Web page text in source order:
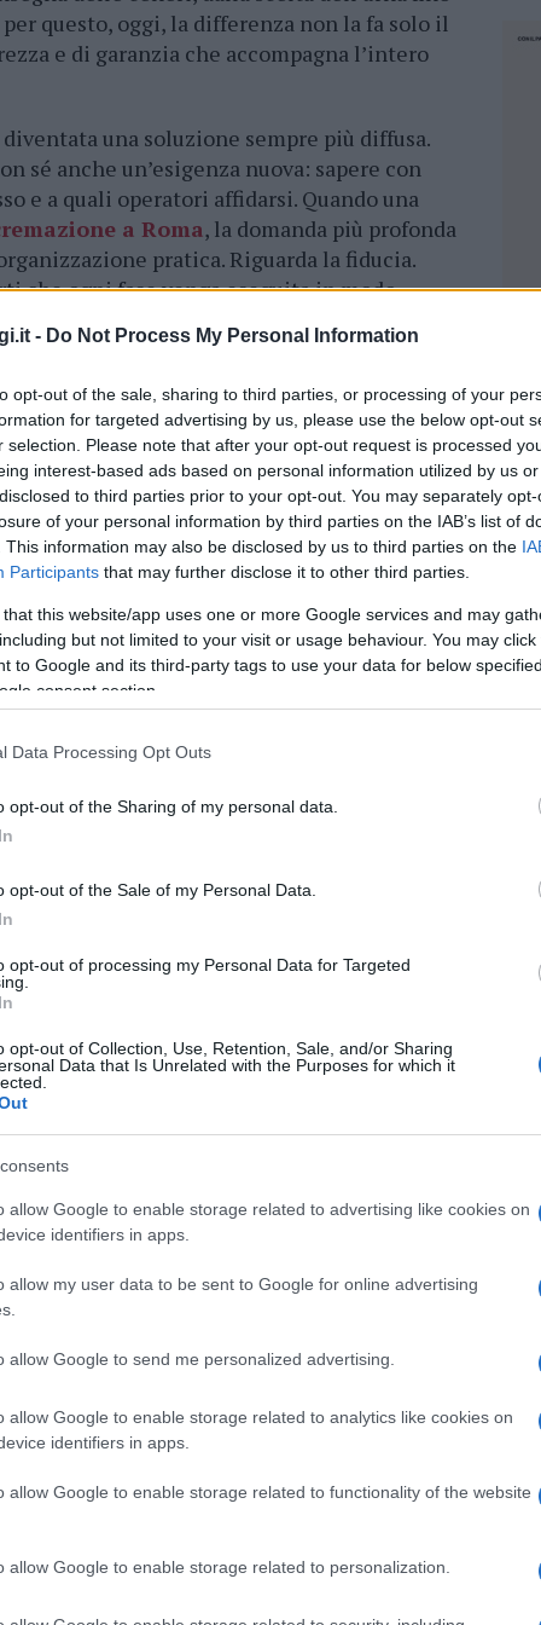
- Do Not Process My Personal Information
opt-out of the sale, sharing to third parties, or processing of your
for targeted advertising by us, please use the below opt-out
selection. Please note that after your opt-out request is processed
interest-based ads based on personal information utilized by us
to third parties prior to your opt-out. You may separately
of your personal information by third parties on the IAB’s list of
This information may also be disclosed by us to third parties on the
Participants that may further disclose it to other third parties.
that this website/app uses one or more Google services and may
but not limited to your visit or usage behaviour. You may
to Google and its third-party tags to use your data for below
consent section.
Data Processing Opt Outs
opt-out of the Sharing of my personal data.
opt-out of the Sale of my Personal Data.
opt-out of processing my Personal Data for Targeted
opt-out of Collection, Use, Retention, Sale, and/or Sharing
Data that Is Unrelated with the Purposes for which it
allow Google to enable storage related to advertising like cookies on
identifiers in apps.
allow my user data to be sent to Google for online advertising
allow Google to send me personalized advertising.
allow Google to enable storage related to analytics like cookies on
identifiers in apps.
allow Google to enable storage related to functionality of the website
allow Google to enable storage related to personalization.
questo, oggi, la differenza non la fa solo il
e di garanzia che accompagna l’intero
una soluzione sempre più diffusa.
sé anche un’esigenza nuova: sapere con
e a quali operatori affidarsi. Quando una
a Roma, la domanda più profonda
pratica. Riguarda la fiducia.
che ogni fase venga eseguita in modo
il valore di un servizio strutturato.
sistema basato su impianti definiti
di Roma e del Centro Italia, con rilascio
A questo si aggiunge un protocollo
della sigillatura della cassa viene inserita
in metallo ignifugo, associata ai dati del
la stessa placca viene consegnata ai
consentire una verifica diretta della
come questo, non è un dettaglio
un
e certificata cambia molto la
dover convivere con dubbi o timori su ciò
poter affrontare la scelta con maggiore
non è affidata a una promessa
per accompagnare la famiglia fino
fase delicata: quella della
raccolte in un’urna scelta dalla
individuato secondo le modalità previste.
ma profondamente emotivo. L’urna, per
ricordo. La dispersione, invece, può
personale, carico di significato. Un servizio
questo: perché aiuta a orientarsi in scelte
delle ceneri in mare occupa un posto
chi desidera un commiato dal forte valore
alla sensibilità del defunto o dei
un’organizzazione specifica, con
a vela e a motore. Le uscite
arrivare fino a 48 ore, e le barche possono
la dispersione in mare non in un
momento di saluto, costruito attorno
viene sottovalutato: la cremazione
marginale o rara. È ormai una pratica
questa diffusione, però, rende ancora
tra chi offre semplicemente il servizio e